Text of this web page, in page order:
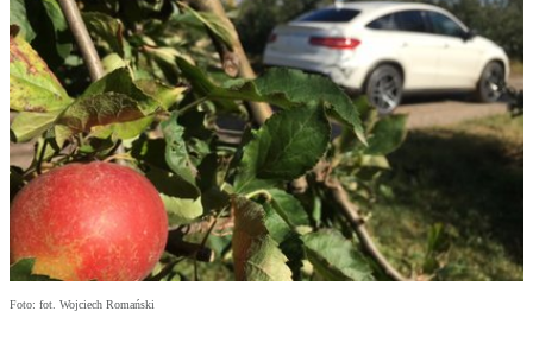
Foto: fot. Wojciech Romański